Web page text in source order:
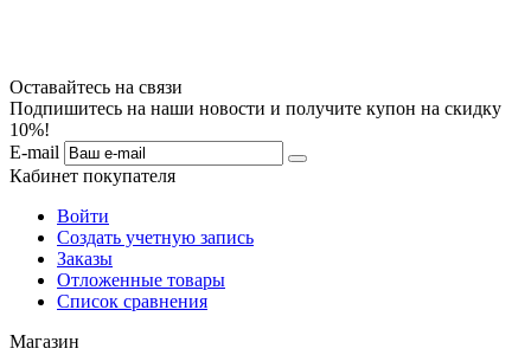
Оставайтесь на связи
Подпишитесь на наши новости и получите купон на скидку
10%!
E-mail
Кабинет покупателя
Войти
Создать учетную запись
Заказы
Отложенные товары
Список сравнения
Магазин